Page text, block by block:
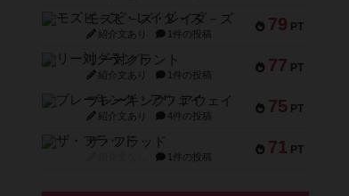
79 PT
モズビ－ズ・レイダ－ズ
紹介文あり 1件の投稿
77 PT
リー対グラント
紹介文あり 1件の投稿
75 PT
ブレーキング・アウェイ
紹介文あり 4件の投稿
71 PT
ザ・フラッド
1件の投稿